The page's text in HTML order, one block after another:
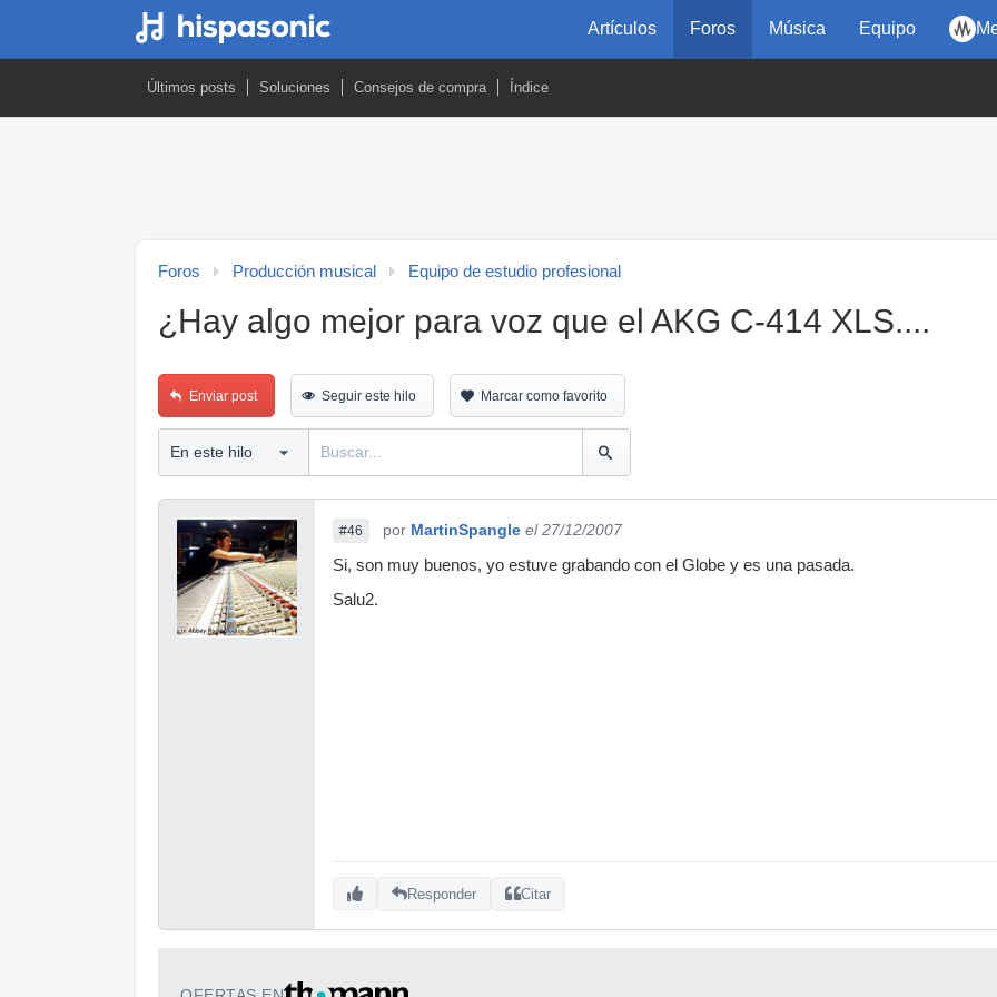
Artículos Foros Música Equipo
Últimos posts Soluciones Consejos de compra Índice
Foros Producción musical Equipo de estudio profesional
¿Hay algo mejor para voz que el AKG C-414 XLS....
Enviar post Seguir este hilo Marcar como favorito
#46 por MartinSpangle el 27/12/2007
Si, son muy buenos, yo estuve grabando con el Globe y es una pasada.
Salu2.
Responder Citar